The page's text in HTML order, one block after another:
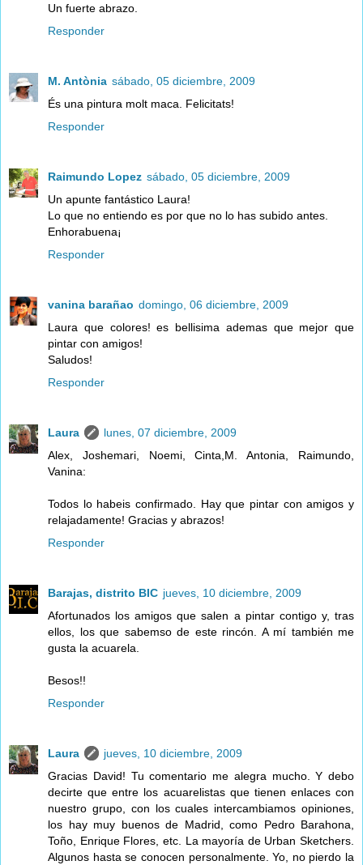
Un fuerte abrazo.
Responder
M. Antònia sábado, 05 diciembre, 2009
És una pintura molt maca. Felicitats!
Responder
Raimundo Lopez sábado, 05 diciembre, 2009
Un apunte fantástico Laura!
Lo que no entiendo es por que no lo has subido antes.
Enhorabuena¡
Responder
vanina barañao domingo, 06 diciembre, 2009
Laura que colores! es bellisima ademas que mejor que
pintar con amigos!
Saludos!
Responder
Laura
lunes, 07 diciembre, 2009
Alex, Joshemari, Noemi, Cinta,M. Antonia, Raimundo,
Vanina:
Todos lo habeis confirmado. Hay que pintar con amigos y
relajadamente! Gracias y abrazos!
Responder
Barajas, distrito BIC jueves, 10 diciembre, 2009
Afortunados los amigos que salen a pintar contigo y, tras
ellos, los que sabemso de este rincón. A mí también me
gusta la acuarela.
Besos!!
Responder
Laura
jueves, 10 diciembre, 2009
Gracias David! Tu comentario me alegra mucho. Y debo
decirte que entre los acuarelistas que tienen enlaces con
nuestro grupo, con los cuales intercambiamos opiniones,
los hay muy buenos de Madrid, como Pedro Barahona,
Toño, Enrique Flores, etc. La mayoría de Urban Sketchers.
Algunos hasta se conocen personalmente. Yo, no pierdo la